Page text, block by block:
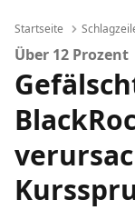
Startseite
Über 12 Prozent